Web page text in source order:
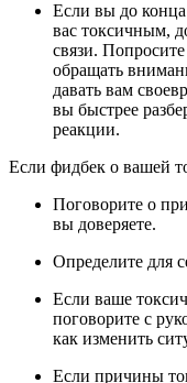
Если вы до
вас токсичным,
связи.
обращать
давать вам
вы быстрее
реакции.
Если фидбек о вашей
Поговорите о
вы доверяете.
Определите для
Если ваше
поговорите с
как изменить
Если причины